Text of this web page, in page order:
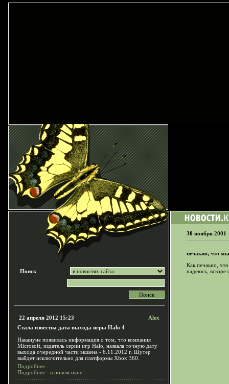
Поиск
22 апреля 2012 15:23
Alex
Стала известна дата выхода игры Halo 4
Накануне появилась информация о том, что компания
Microsoft, издатель серии игр Halo, назвала точную дату
выхода очередной части экшена - 6.11.2012 г. Шутер
выйдет исключительно для платформы Xbox 360.
Подробнее...
Подробнее - в новом окне...
30 ноября 2001
печаьно, что
Как печаьно,
надеюсь, вскоре